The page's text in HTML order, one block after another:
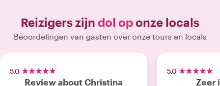
Reizigers zijn dol oponze locals
Beoordelingen van gasten over onze tours en locals
5.0
Review about Christina
5.0
Zeer